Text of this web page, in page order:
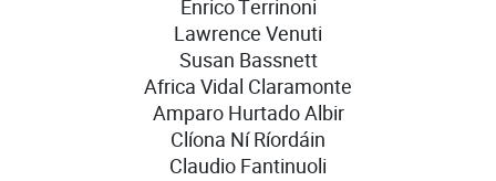
Enrico Terrinoni
Lawrence Venuti
Susan Bassnett
Africa Vidal Claramonte
Amparo Hurtado Albir
Clíona Ní Ríordáin
Claudio Fantinuoli